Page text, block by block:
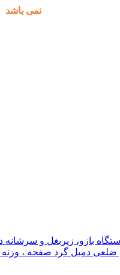
نمی باشد
بازو، زیربغل و سرشانه
دمبل گرد صفحه ، وزنه